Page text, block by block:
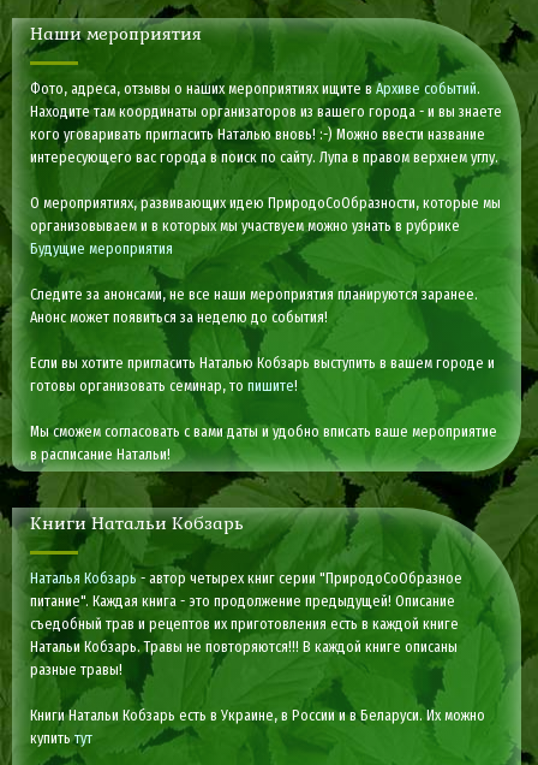
Наши мероприятия
Фото, адреса, отзывы о наших мероприятиях ищите вАрхиве событий.
Находите там координаты организаторов из вашего города - и вы знаете
кого уговаривать пригласить Наталью вновь! :-) Можно ввести название
интересующего вас города в поиск по сайту. Лупа в правом верхнем углу.
О мероприятиях, развивающих идею ПриродоСоОбразности, которые мы
организовываем и в которых мы участвуем можно узнать в рубрике
Будущие мероприятия
Следите за анонсами, не все наши мероприятия планируются заранее.
Анонс может появиться за неделю до события!
Если вы хотите пригласить Наталью Кобзарь выступить в вашем городе и
готовы организовать семинар, топишите!
Мы сможем согласовать с вами даты и удобно вписать ваше мероприятие
в расписание Натальи!
Книги Натальи Кобзарь
Наталья Кобзарь- автор четырех книг серии "ПриродоСоОбразное
питание". Каждая книга - это продолжение предыдущей! Описание
съедобный трав и рецептов их приготовления есть в каждой книге
Натальи Кобзарь. Травы не повторяются!!! В каждой книге описаны
разные травы!
Книги Натальи Кобзарь есть в Украине, в России и в Беларуси. Их можно
купитьтут